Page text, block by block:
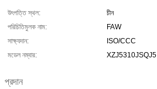
উৎপত্তি স্থল:
চীন
পরিচিতিমুলক নাম:
FAW
সাক্ষ্যদান:
ISO/CCC
মডেল নম্বার:
XZJ5310JSQJ5
প্রদান